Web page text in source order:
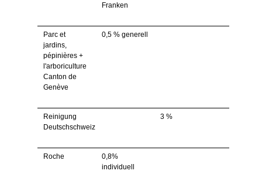
Franken
Parc et
jardins,
pépinières +
l'arboriculture
Canton de
Genève
0,5 % generell
Reinigung
Deutschschweiz
3 %
Roche
0,8%
individuell